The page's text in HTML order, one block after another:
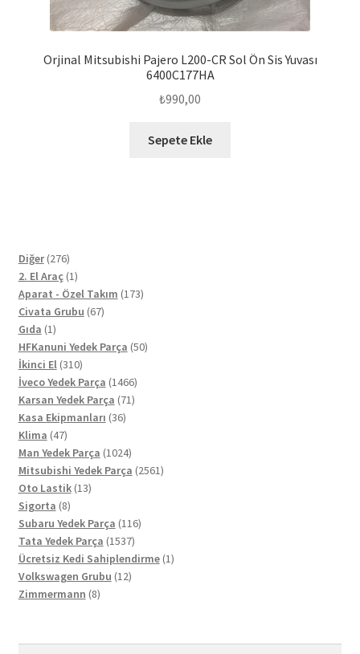
Orjinal Mitsubishi Pajero L200-CR Sol Ön Sis Yuvası
6400C177HA
₺990,00
Sepete Ekle
Diğer 276276
ürün
2. El Araç 11
ürün
Aparat - Özel Takım 173173
Civata Grubu 6767
Gıda 11
ürün
HFKanuni Yedek Parça 5050
İkinci El 310310
ürün
İveco Yedek Parça 14661466
ürün
Karsan Yedek Parça 7171
Kasa Ekipmanları 3636
Klima 4747
ürün
Man Yedek Parça 10241024
ürün
Mitsubishi Yedek Parça 25612561
Oto Lastik 1313
Sigorta 88
ürün
Subaru Yedek Parça 116116
Tata Yedek Parça 15371537
ürün
Ücretsiz Kedi Sahiplendirme 11
Volkswagen Grubu 1212
Zimmermann 88